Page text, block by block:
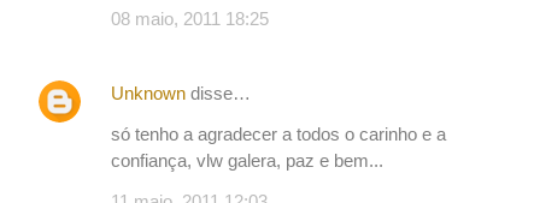
08 maio, 2011 18:25
Unknown disse…
só tenho a agradecer a todos o carinho e a
confiança, vlw galera, paz e bem...